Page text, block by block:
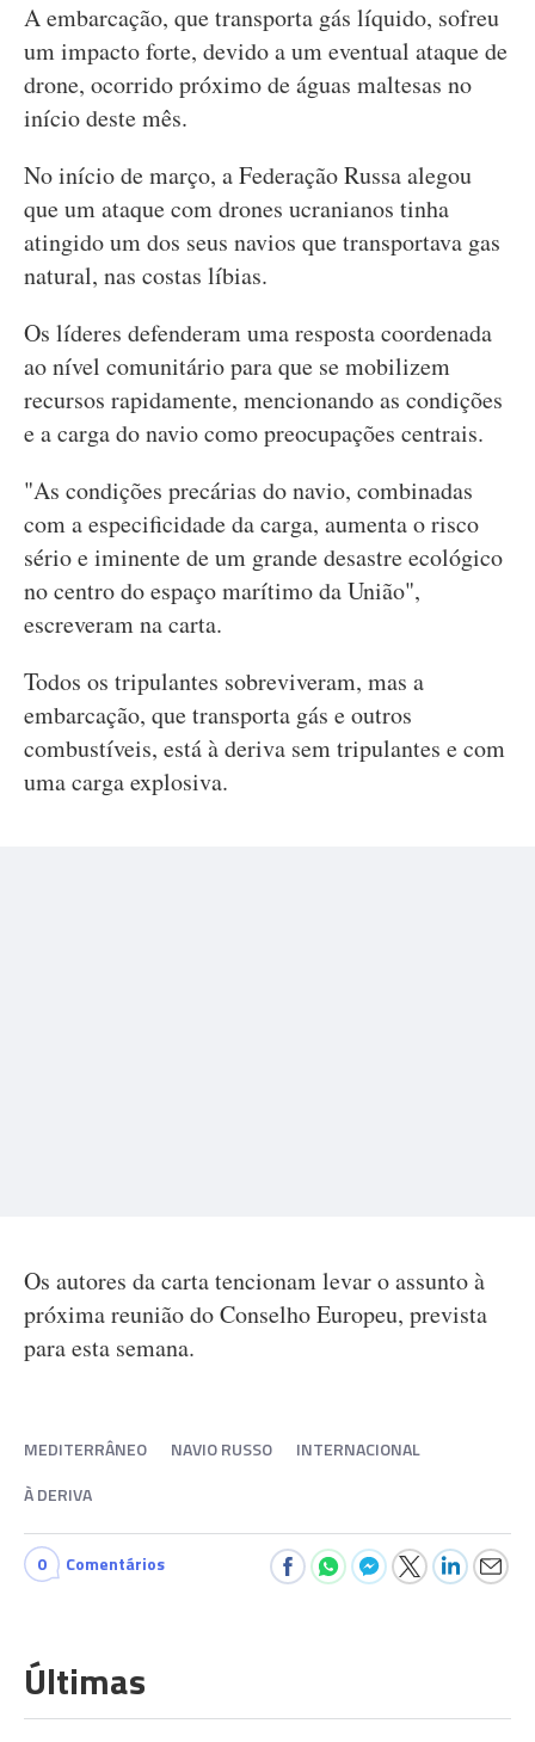
A embarcação, que transporta gás líquido, sofreu
um impacto forte, devido a um eventual ataque de
drone, ocorrido próximo de águas maltesas no
início deste mês.
No início de março, a Federação Russa alegou
que um ataque com drones ucranianos tinha
atingido um dos seus navios que transportava gas
natural, nas costas líbias.
Os líderes defenderam uma resposta coordenada
ao nível comunitário para que se mobilizem
recursos rapidamente, mencionando as condições
e a carga do navio como preocupações centrais.
"As condições precárias do navio, combinadas
com a especificidade da carga, aumenta o risco
sério e iminente de um grande desastre ecológico
no centro do espaço marítimo da União",
escreveram na carta.
Todos os tripulantes sobreviveram, mas a
embarcação, que transporta gás e outros
combustíveis, está à deriva sem tripulantes e com
uma carga explosiva.
Os autores da carta tencionam levar o assunto à
próxima reunião do Conselho Europeu, prevista
para esta semana.
MEDITERRÂNEO NAVIO RUSSO
INTERNACIONAL
À DERIVA
0 Comentários
Últimas